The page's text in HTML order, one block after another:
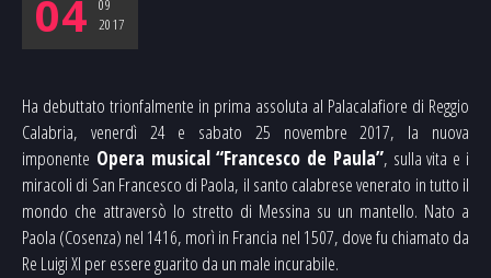
04
09
2017
Ha debuttato trionfalmente in prima assoluta al Palacalafiore di Reggio
Calabria, venerdì 24 e sabato 25 novembre 2017, la nuova
imponente Opera musical “Francesco de Paula”, sulla vita e i
miracoli di San Francesco di Paola, il santo calabrese venerato in tutto il
mondo che attraversò lo stretto di Messina su un mantello. Nato a
Paola (Cosenza) nel 1416, morì in Francia nel 1507, dove fu chiamato da
Re Luigi XI per essere guarito da un male incurabile.